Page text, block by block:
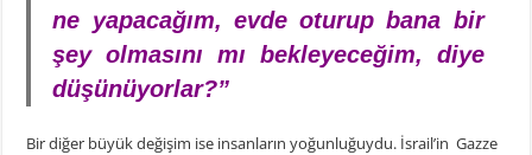
ne yapacağım, evde oturup bana bir
şey olmasını mı bekleyeceğim, diye
düşünüyorlar?”
Bir diğer büyük değişim ise insanların yoğunluğuydu. İsrail’in Gazze